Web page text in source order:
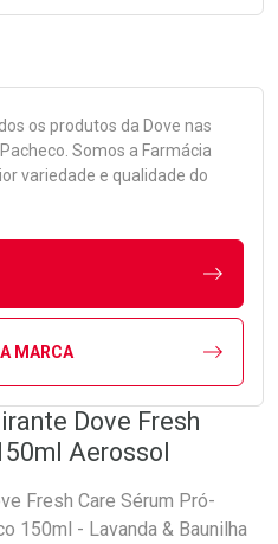
os produtos da Dove nas
Somos a Farmácia
variedade e qualidade do
MARCA
Dove Fresh
Aerossol
Fresh Care Sérum Pró-
150ml - Lavanda & Baunilha